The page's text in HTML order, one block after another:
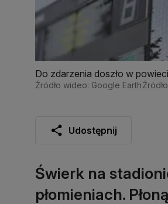
Do zdarzenia doszło w
Źródło wideo: Google Earth
Udostępnij
Świerk na
płomieniach.